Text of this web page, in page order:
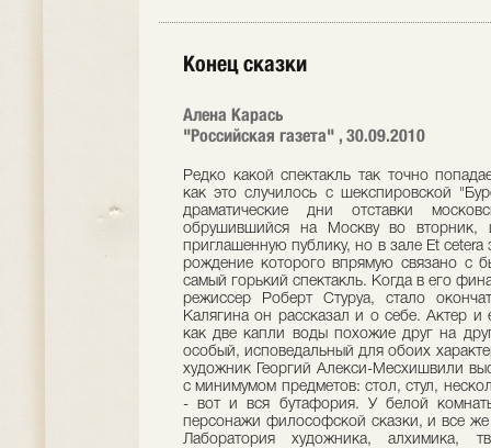
Конец сказки
Алена Карась
"Российская газета" , 30.09.2010
Редко какой спектакль так точно
как это случилось с шекспировской
драматические дни отставки
обрушившийся на Москву во вторник,
приглашенную публику, но в зале Et
рождение которого впрямую связано с
самый горький спектакль. Когда в его
режиссер Роберт Стуруа, стало
Калягина он рассказал и о себе. Актер
как две капли воды похожие друг на
особый, исповедальный для обоих
художник Георгий Алекси-Месхишвили
с минимумом предметов: стол, стул,
- вот и вся бутафория. У белой
персонажи философской сказки, и все же
Лаборатория художника, алхимика,